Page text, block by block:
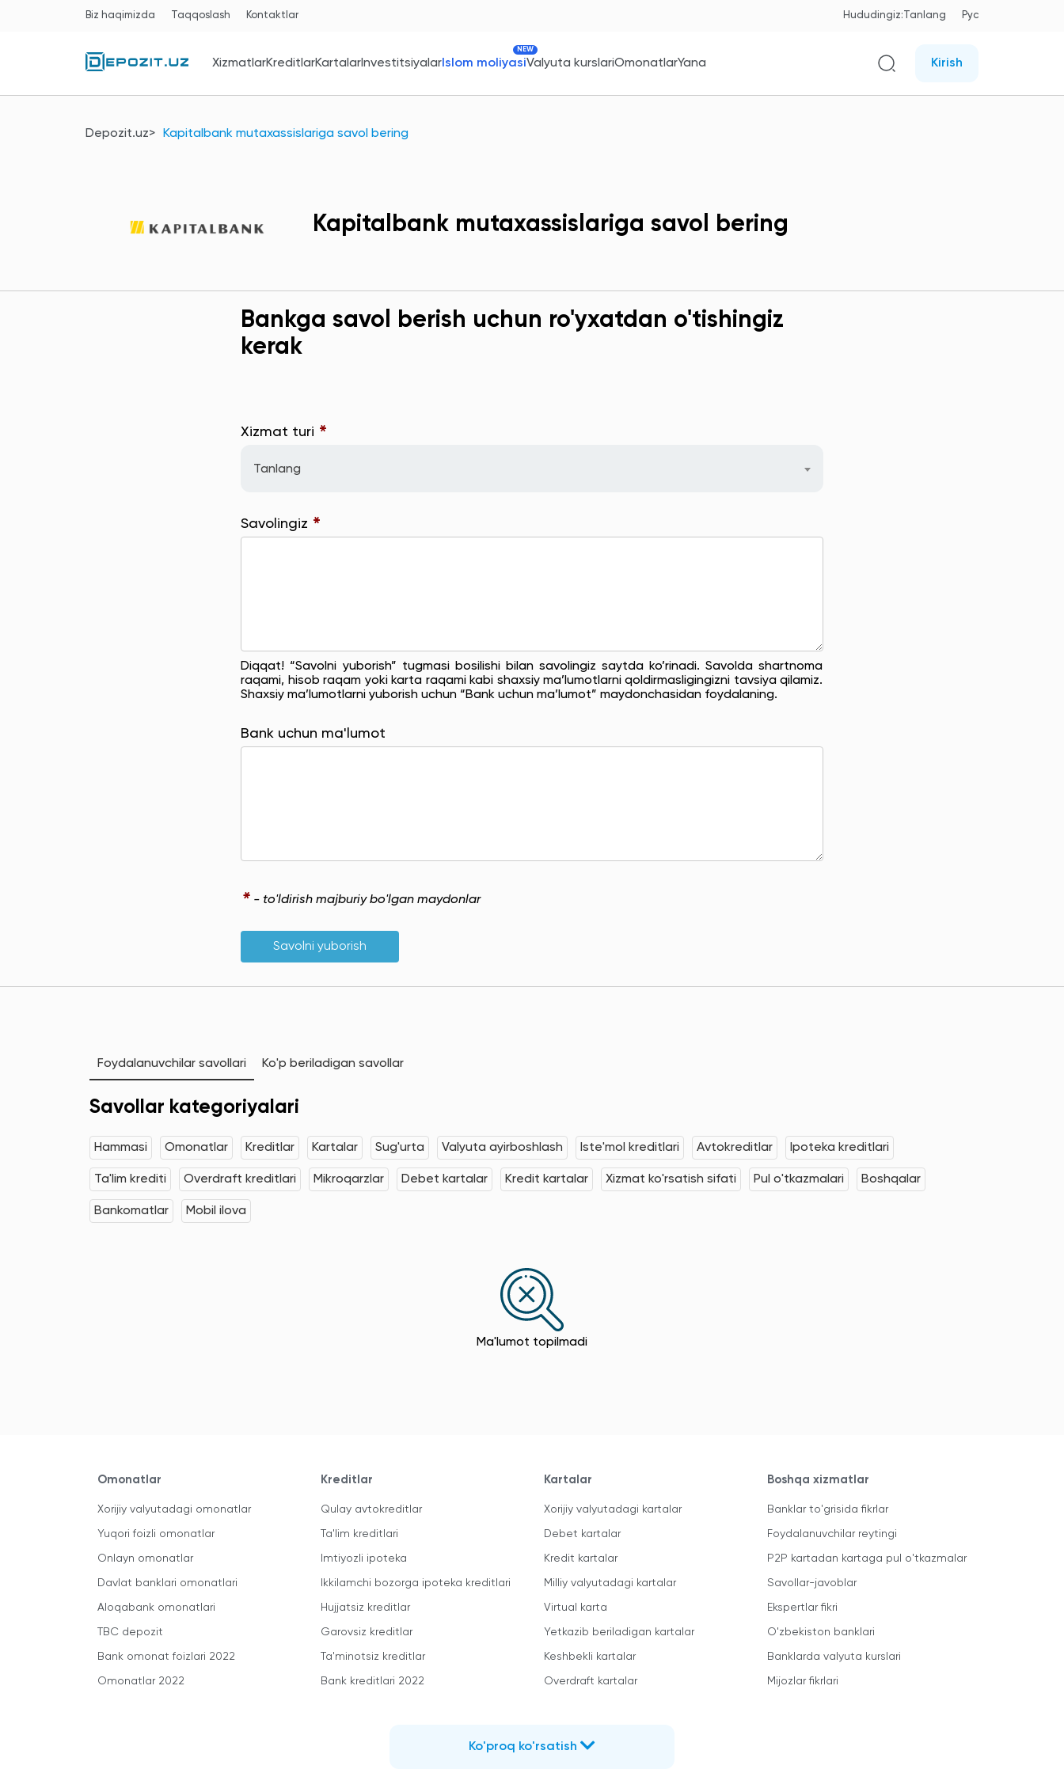
Biz haqimizda Taqqoslash Kontaktlar Hududingiz:Tanlang Рус
XizmatlarKreditlarKartalarInvestitsiyalarIslom moliyasi
NEW
Valyuta kurslariOmonatlarYana Kirish
Depozit.uz Kapitalbank mutaxassislariga savol bering
Kapitalbank mutaxassislariga savol bering
Bankga savol berish uchun ro'yxatdan o'tishingiz
kerak
Xizmat turi *
Tanlang
Savolingiz *
Diqqat! “Savolni yuborish” tugmasi bosilishi bilan savolingiz saytda ko’rinadi. Savolda shartnoma
raqami, hisob raqam yoki karta raqami kabi shaxsiy ma’lumotlarni qoldirmasligingizni tavsiya qilamiz.
Shaxsiy ma’lumotlarni yuborish uchun “Bank uchun ma’lumot” maydonchasidan foydalaning.
Bank uchun ma'lumot
* - to'ldirish majburiy bo'lgan maydonlar
Savolni yuborish
Foydalanuvchilar savollari Ko'p beriladigan savollar
Savollar kategoriyalari
Hammasi Omonatlar Kreditlar Kartalar Sug'urta Valyuta ayirboshlash Iste'mol kreditlari Avtokreditlar Ipoteka kreditlari
Ta'lim krediti Overdraft kreditlari Mikroqarzlar Debet kartalar Kredit kartalar Xizmat ko'rsatish sifati Pul o'tkazmalari Boshqalar
Bankomatlar Mobil ilova
Ma'lumot topilmadi
Omonatlar
Xorijiy valyutadagi omonatlar
Yuqori foizli omonatlar
Onlayn omonatlar
Davlat banklari omonatlari
Aloqabank omonatlari
TBC depozit
Bank omonat foizlari 2022
Omonatlar 2022
Kreditlar
Qulay avtokreditlar
Ta'lim kreditlari
Imtiyozli ipoteka
Ikkilamchi bozorga ipoteka kreditlari
Hujjatsiz kreditlar
Garovsiz kreditlar
Ta'minotsiz kreditlar
Bank kreditlari 2022
Kartalar
Xorijiy valyutadagi kartalar
Debet kartalar
Kredit kartalar
Milliy valyutadagi kartalar
Virtual karta
Yetkazib beriladigan kartalar
Keshbekli kartalar
Overdraft kartalar
Boshqa xizmatlar
Banklar to'grisida fikrlar
Foydalanuvchilar reytingi
P2P kartadan kartaga pul o'tkazmalar
Savollar-javoblar
Ekspertlar fikri
O'zbekiston banklari
Banklarda valyuta kurslari
Mijozlar fikrlari
Ko'proq ko'rsatish